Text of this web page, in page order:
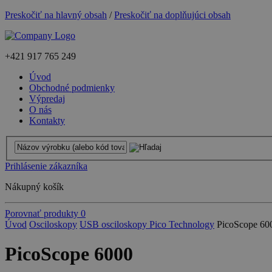
Preskočiť na hlavný obsah /Preskočiť na doplňujúci obsah
+421 917 765 249
Úvod
Obchodné podmienky
Výpredaj
O nás
Kontakty
Prihlásenie zákazníka
Nákupný košík
Porovnať produkty 0
Úvod Osciloskopy USB osciloskopy Pico Technology PicoScope
PicoScope 6000